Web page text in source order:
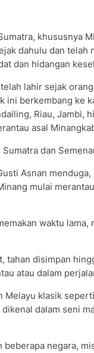
khususnya
dahulu dan telah
dan hidangan
lahir sejak
ini berkembang ke
Riau, Jambi,
asal
dan
Asnan
mulai
waktu
tahan disimpan
atau dalam
klasik
dalam seni
negara,